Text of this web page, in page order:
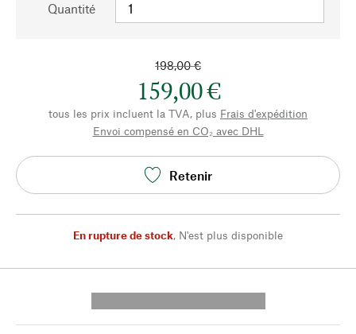
Quantité
198,00 €
159,00 €
tous les prix incluent la TVA, plus Frais d'expédition
Envoi compensé en CO₂ avec DHL
Retenir
En rupture de stock, N'est plus disponible